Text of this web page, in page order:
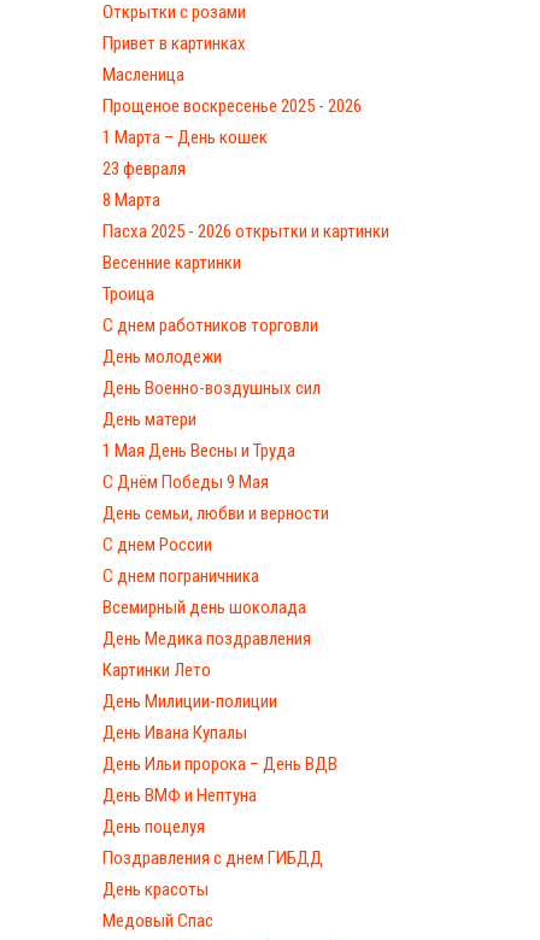
Открытки с розами
Привет в картинках
Масленица
Прощеное воскресенье 2025 - 2026
1 Марта – День кошек
23 февраля
8 Марта
Пасха 2025 - 2026 открытки и картинки
Весенние картинки
Троица
С днем работников торговли
День молодежи
День Военно-воздушных сил
День матери
1 Мая День Весны и Труда
С Днём Победы 9 Мая
День семьи, любви и верности
С днем России
С днем пограничника
Всемирный день шоколада
День Медика поздравления
Картинки Лето
День Милиции-полиции
День Ивана Купалы
День Ильи пророка – День ВДВ
День ВМФ и Нептуна
День поцелуя
Поздравления с днем ГИБДД
День красоты
Медовый Спас